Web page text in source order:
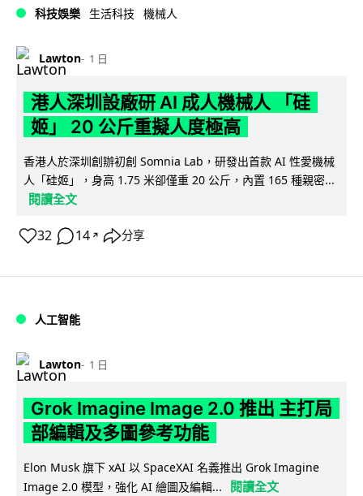
科技娛樂 生活科技 機械人
Lawton 1 日
港人深圳設廠研 AI 成人機械人 「硅
姬」 20 公斤重擬人度極高
香港人於深圳創辦初創 Somnia Lab，研發出首款 AI 性愛機械
人「硅姬」，身高 1.75 米卻僅重 20 公斤，內置 165 種親密...
閱讀全文
32 14 ↗ 分享
人工智能
Lawton 1 日
Grok Imagine Image 2.0 推出 主打局
部編輯及多圖參考功能
Elon Musk 旗下 xAI 以 SpaceXAI 名義推出 Grok Imagine
Image 2.0 模型，強化 AI 繪圖及編輯...
閱讀全文